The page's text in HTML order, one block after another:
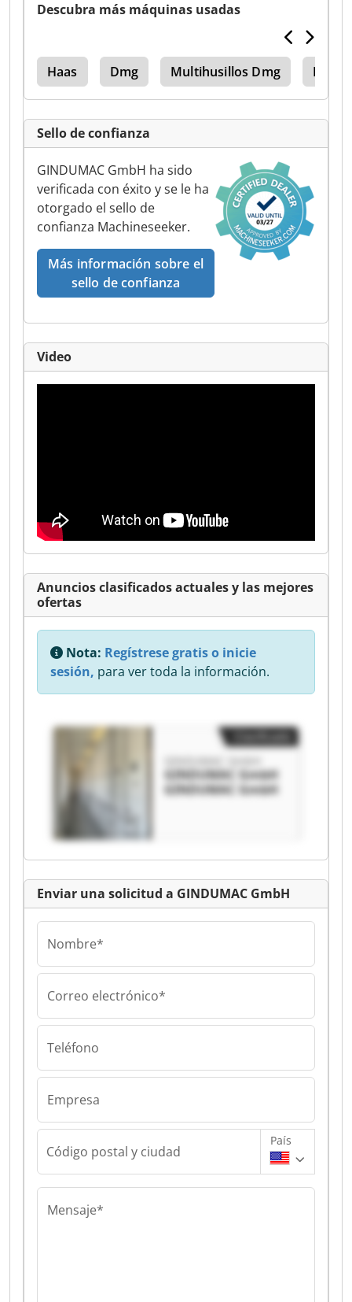
Descubra más máquinas usadas
Haas Dmg Multihusillos Dmg Mazak
Sello de confianza
GINDUMAC GmbH ha sido
verificada con éxito y se le ha
otorgado el sello de
confianza Machineseeker.
Más información sobre el
sello de confianza
Video
Anuncios clasificados actuales y las mejores
ofertas
Nota: Regístrese gratis o inicie
sesión, para ver toda la información.
GINDUMAC GmbH
GINDUMAC GmbH
GINDUMAC GmbH
Enviar una solicitud a GINDUMAC GmbH
Nombre*
Correo electrónico*
Teléfono
Empresa
Código postal y ciudad
País
Mensaje*